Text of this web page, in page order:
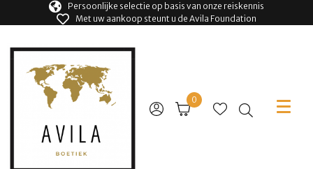
Persoonlijke selectie op basis van onze reiskennis
Met uw aankoop steunt u de Avila Foundation
0